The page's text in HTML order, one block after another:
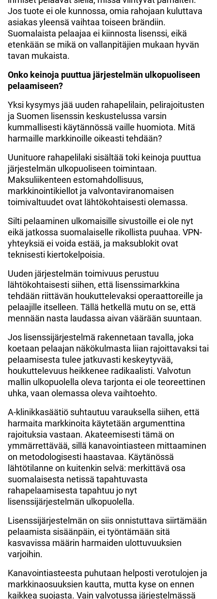
Jos tuote ei ole kunnossa, omia rahojaan kuluttava
asiakas yleensä vaihtaa toiseen brändiin.
Suomalaista pelaajaa ei kiinnosta lisenssi, eikä
etenkään se mikä on vallanpitäjien mukaan hyvän
tavan mukaista.
Onko keinoja puuttua järjestelmän ulkopuoliseen
pelaamiseen?
Yksi kysymys jää uuden rahapelilain, pelirajoitusten
ja Suomen lisenssin keskustelussa varsin
kummallisesti käytännössä vaille huomiota. Mitä
harmaille markkinoille oikeasti tehdään?
Uunituore rahapelilaki sisältää toki keinoja puuttua
järjestelmän ulkopuoliseen toimintaan.
Maksuliikenteen estomahdollisuus,
markkinointikiellot ja valvontaviranomaisen
toimivaltuudet ovat lähtökohtaisesti olemassa.
Silti pelaaminen ulkomaisille sivustoille ei ole nyt
eikä jatkossa suomalaiselle rikollista puuhaa. VPN-
yhteyksiä ei voida estää, ja maksublokit ovat
teknisesti kiertokelpoisia.
Uuden järjestelmän toimivuus perustuu
lähtökohtaisesti siihen, että lisenssimarkkina
tehdään riittävän houkuttelevaksi operaattoreille ja
pelaajille itselleen. Tällä hetkellä mutu on se, että
mennään nasta laudassa aivan väärään suuntaan.
Jos lisenssijärjestelmä rakennetaan tavalla, joka
koetaan pelaajan näkökulmasta liian rajoittavaksi tai
pelaamisesta tulee jatkuvasti keskeytyvää,
houkuttelevuus heikkenee radikaalisti. Valvotun
mallin ulkopuolella oleva tarjonta ei ole teoreettinen
uhka, vaan olemassa oleva vaihtoehto.
A-klinikkasäätiö suhtautuu varauksella siihen, että
harmaita markkinoita käytetään argumenttina
rajoituksia vastaan. Akateemisesti tämä on
ymmärrettävää, sillä kanavointiasteen mittaaminen
on metodologisesti haastavaa. Käytänössä
lähtötilanne on kuitenkin selvä: merkittävä osa
suomalaisesta netissä tapahtuvasta
rahapelaamisesta tapahtuu jo nyt
lisenssijärjestelmän ulkopuolella.
Lisenssijärjestelmän on siis onnistuttava siirtämään
pelaamista sisäänpäin, ei työntämään sitä
kasvavissa määrin harmaiden ulottuvuuksien
varjoihin.
Kanavointiasteesta puhutaan helposti verotulojen ja
markkinaosuuksien kautta, mutta kyse on ennen
kaikkea suojasta. Vain valvotussa järjestelmässä